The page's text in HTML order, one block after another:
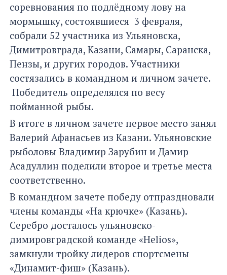
соревнования по подлёдному лову на
мормышку, состоявшиеся 3 февраля,
собрали 52 участника из Ульяновска,
Димитровграда, Казани, Самары, Саранска,
Пензы, и других городов. Участники
состязались в командном и личном зачете.
Победитель определялся по весу
пойманной рыбы.
В итоге в личном зачете первое место занял
Валерий Афанасьев из Казани. Ульяновские
рыболовы Владимир Зарубин и Дамир
Асадуллин поделили второе и третье места
соответственно.
В командном зачете победу отпраздновали
члены команды «На крючке» (Казань).
Серебро досталось ульяновско-
димировградской команде «Helios»,
замкнули тройку лидеров спортсмены
«Динамит-фиш» (Казань).